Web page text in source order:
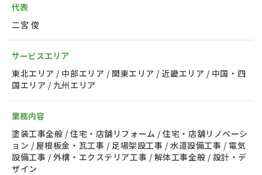
代表
二宮 俊
サービスエリア
東北エリア / 中部エリア / 関東エリア / 近畿エリア / 中国・四
国エリア / 九州エリア
業務内容
塗装工事全般 / 住宅・店舗リフォーム / 住宅・店舗リノベーシ
ョン / 屋根板金・瓦工事 / 足場架設工事 / 水道設備工事 / 電気
設備工事 / 外構・エクステリア工事 / 解体工事全般 / 設計・デ
ザイン